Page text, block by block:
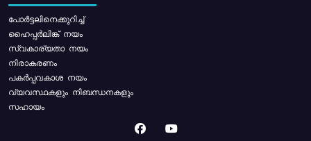
പോര്‍ട്ടലിനെക്കുറിച്ച്
ഹൈപ്പർലിങ്ക് നയം
സ്വകാര്യതാ നയം
നിരാകരണം
പകർപ്പവകാശ നയം
വ്യവസ്ഥകളും നിബന്ധനകളും
സഹായം